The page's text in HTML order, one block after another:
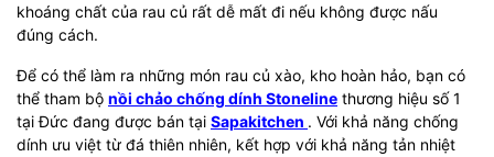
khoáng chất của rau củ rất dễ mất đi nếu không được nấu
đúng cách.
Để có thể làm ra những món rau củ xào, kho hoàn hảo, bạn có
thể tham bộ nồi chảo chống dính Stoneline thương hiệu số 1
tại Đức đang được bán tại Sapakitchen . Với khả năng chống
dính ưu việt từ đá thiên nhiên, kết hợp với khả năng tản nhiệt